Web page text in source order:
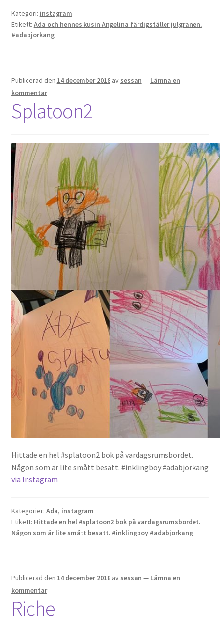
Kategori: instagram
Etikett: Ada och hennes kusin Angelina färdigställer julgranen.
#adabjorkang
Publicerad den 14 december 2018 av sessan — Lämna en
kommentar
Splatoon2
Hittade en hel #splatoon2 bok på vardagsrumsbordet.
Någon som är lite smått besatt. #inklingboy #adabjorkang
via Instagram
Kategorier: Ada, instagram
Etikett: Hittade en hel #splatoon2 bok på vardagsrumsbordet.
Någon som är lite smått besatt. #inklingboy #adabjorkang
Publicerad den 14 december 2018 av sessan — Lämna en
kommentar
Riche